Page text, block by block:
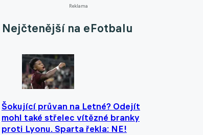
Reklama
Nejčtenější na eFotbalu
Šokující průvan na Letné? Odejít
mohl také střelec vítězné branky
proti Lyonu. Sparta řekla: NE!